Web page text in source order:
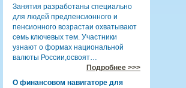
Занятия разработаны специально
для людей предпенсионного и
пенсионного возрастаи охватывают
семь ключевых тем. Участники
узнают о формах национальной
валюты России,освоят…
Подробнее >>>
О финансовом навигаторе для